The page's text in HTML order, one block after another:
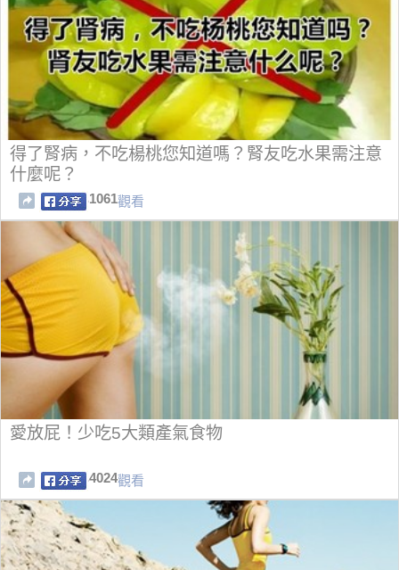
得了腎病，不吃楊桃您知道嗎？腎友吃水果需注意
什麼呢？
1061觀看
愛放屁！少吃5大類產氣食物
4024觀看